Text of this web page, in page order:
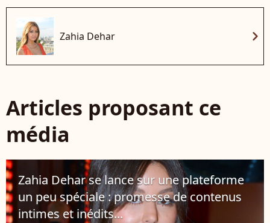
Zahia Dehar chevron_right
Articles proposant ce
média
Zahia Dehar se lance sur une plateforme
un peu spéciale : promesse de contenus
intimes et inédits...